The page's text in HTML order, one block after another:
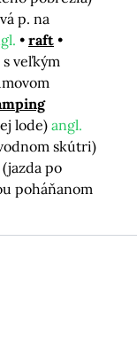
p. na
raft
veľkým
lode) angl.
skútri)
(jazda po
poháňanom